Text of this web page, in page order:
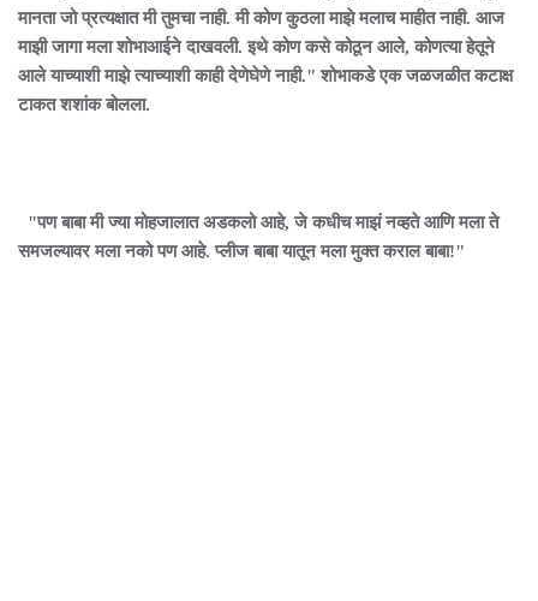
मानता जो प्रत्यक्षात मी तुमचा नाही. मी कोण कुठला माझे मलाच माहीत नाही. आज
माझी जागा मला शोभाआईने दाखवली. इथे कोण कसे कोठून आले, कोणत्या हेतूने
आले याच्याशी माझे त्याच्याशी काही देणेघेणे नाही." शोभाकडे एक जळजळीत कटाक्ष
टाकत शशांक बोलला.
"पण बाबा मी ज्या मोहजालात अडकलो आहे, जे कधीच माझं नव्हते आणि मला ते
समजल्यावर मला नको पण आहे. प्लीज बाबा यातून मला मुक्त कराल बाबा!"